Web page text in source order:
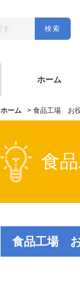
ホーム
ホーム > 食品工場 お
食
食品工場 お